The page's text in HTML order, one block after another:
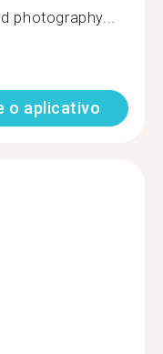
photography...
o aplicativo